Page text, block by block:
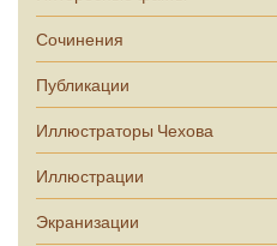
Сочинения
Публикации
Иллюстраторы Чехова
Иллюстрации
Экранизации